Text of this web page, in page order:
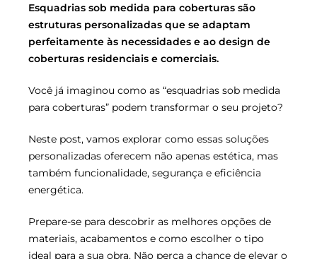
Esquadrias sob medida para coberturas são
estruturas personalizadas que se adaptam
perfeitamente às necessidades e ao design de
coberturas residenciais e comerciais.
Você já imaginou como as “esquadrias sob medida
para coberturas” podem transformar o seu projeto?
Neste post, vamos explorar como essas soluções
personalizadas oferecem não apenas estética, mas
também funcionalidade, segurança e eficiência
energética.
Prepare-se para descobrir as melhores opções de
materiais, acabamentos e como escolher o tipo
ideal para a sua obra. Não perca a chance de elevar o